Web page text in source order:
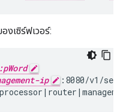
งเซิร์ฟเวอร์:
ip
:8080/v1/